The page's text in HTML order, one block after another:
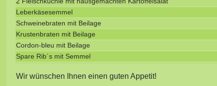
Leberkäsesemmel
Schweinebraten mit Beilage
Krustenbraten mit Beilage
Cordon-bleu mit Beilage
Spare Rib´s mit Semmel
Wir wünschen Ihnen einen guten Appetit!